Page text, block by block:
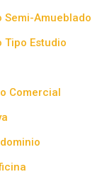
Semi-Amueblado
Tipo Estudio
Comercial